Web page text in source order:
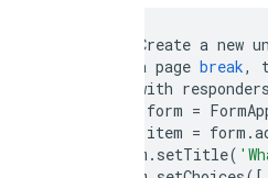
Create a new
a page break,
with responders
form =
item = form .
item . setTitle(